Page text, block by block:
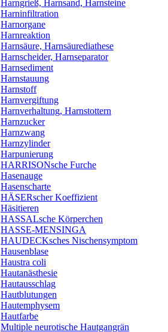
Harngrieß, Harnsand, Harnsteine
Harninfiltration
Harnorgane
Harnreaktion
Harnsäure, Harnsäurediathese
Harnscheider, Harnseparator
Harnsediment
Harnstauung
Harnstoff
Harnvergiftung
Harnverhaltung, Harnstottern
Harnzucker
Harnzwang
Harnzylinder
Harpunierung
HARRISONsche Furche
Hasenauge
Hasenscharte
HÄSERscher Koeffizient
Häsitieren
HASSALsche Körperchen
HASSE-MENSINGA
HAUDECKsches Nischensymptom
Hausenblase
Haustra coli
Hautanästhesie
Hautausschlag
Hautblutungen
Hautemphysem
Hautfarbe
Multiple neurotische Hautgangrän